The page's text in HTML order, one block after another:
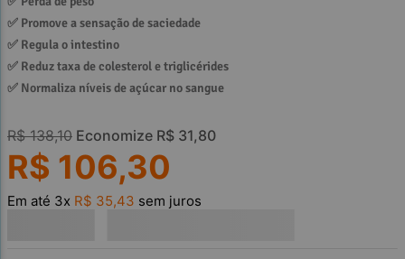
✅ Promove a sensação de saciedade
✅ Regula o intestino
✅ Reduz taxa de colesterol e triglicérides
✅ Normaliza níveis de açúcar no sangue
R$ 138,10 Economize R$ 31,80
R$ 106,30
Em até 3x R$ 35,43 sem juros